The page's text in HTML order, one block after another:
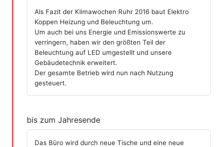
Als Fazit der Klimawochen Ruhr 2016 baut Elektro
Koppen Heizung und Beleuchtung um.
Um auch bei uns Energie und Emissionswerte zu
verringern, haben wir den größten Teil der
Beleuchtung auf LED umgestellt und unsere
Gebäudetechnik erweitert.
Der gesamte Betrieb wird nun nach Nutzung
gesteuert.
bis zum Jahresende
Das Büro wird durch neue Tische und eine neue